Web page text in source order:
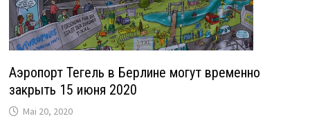
Аэропорт Тегель в Берлине могут временно
закрыть 15 июня 2020
Mai 20, 2020